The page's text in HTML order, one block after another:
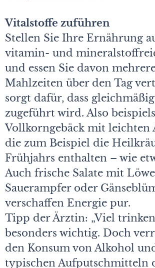
Vitalstoffe zuführen
Stellen Sie Ihre Ernährung
vitamin- und
und essen Sie davon
Mahlzeiten über den Tag
sorgt dafür, dass
zugeführt wird. Also
Vollkorngebäck mit leichten
die zum Beispiel die
Frühjahrs enthalten – wie
Auch frische Salate mit
Sauerampfer oder
verschaffen Energie pur.
Tipp der Ärztin: „Viel
besonders wichtig. Doch
den Konsum von Alkohol
typischen Aufputschmitteln